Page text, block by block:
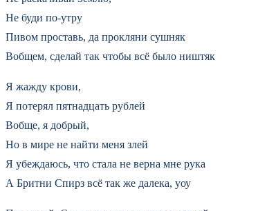
Не буди по-утру
Пивом проставь, да прокляни сушняк
Вобщем, сделай так чтобы всё было ништяк
Я жажду крови,
Я потерял пятнадцать рублей
Вобще, я добрый,
Но в мире не найти меня злей
Я убеждаюсь, что стала не верна мне рука
А Бритни Спирз всё так же далека, уоу